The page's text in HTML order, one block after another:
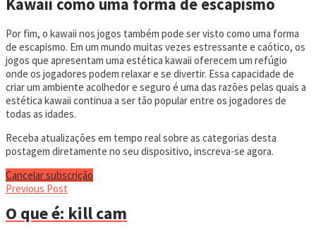
Kawaii como uma forma de escapismo
Por fim, o kawaii nos jogos também pode ser visto como uma forma
de escapismo. Em um mundo muitas vezes estressante e caótico, os
jogos que apresentam uma estética kawaii oferecem um refúgio
onde os jogadores podem relaxar e se divertir. Essa capacidade de
criar um ambiente acolhedor e seguro é uma das razões pelas quais a
estética kawaii continua a ser tão popular entre os jogadores de
todas as idades.
Receba atualizações em tempo real sobre as categorias desta
postagem diretamente no seu dispositivo, inscreva-se agora.
Cancelar subscrição
Previous Post
O que é: kill cam